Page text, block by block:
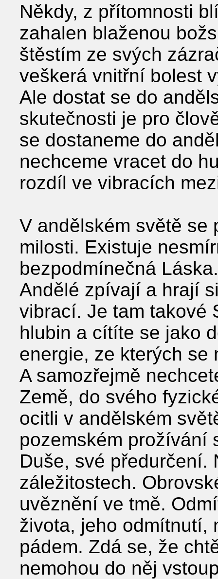
Někdy, z přítomnosti
zahalen blaženou
štěstím ze svých
veškerá vnitřní bolest
Ale dostat se do
skutečnosti je pro
se dostaneme do
nechceme vracet do
rozdíl ve vibracích
V andělském světě se
milosti. Existuje
bezpodmínečná
Andělé zpívají a hrají
vibrací. Je tam takové
hlubin a cítíte se jako
energie, ze kterých se
A samozřejmě
Země, do svého
ocitli v andělském
pozemském prožívání
Duše, své předurčení.
záležitostech.
uvěznění ve tmě.
života, jeho odmítnutí,
pádem. Zdá se, že
nemohou do něj